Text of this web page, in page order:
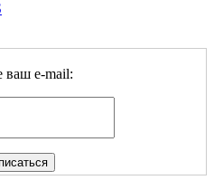
ваш e-mail: